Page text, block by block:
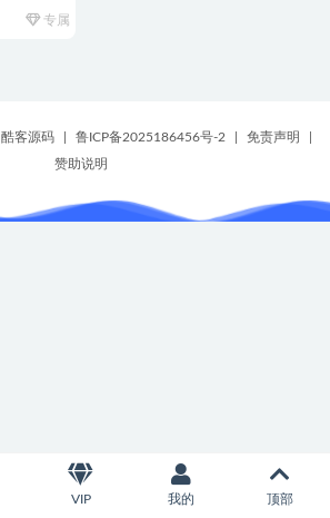
专属
酷客源码 鲁ICP备2025186456号-2 免责声明
赞助说明
VIP 我的 顶部